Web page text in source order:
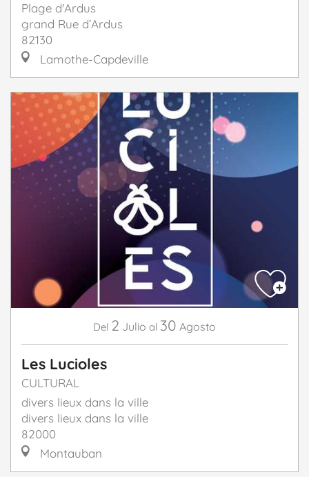
Plage d'Ardus
grand Rue d’Ardus
82130
Lamothe-Capdeville
Del 2 Julio al 30 Agosto
Les Lucioles
CULTURAL
divers lieux dans la ville
divers lieux dans la ville
82000
Montauban